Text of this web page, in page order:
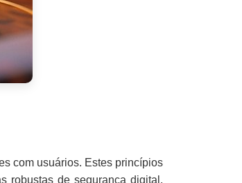
com usuários. Estes princípios
robustas de segurança digital.